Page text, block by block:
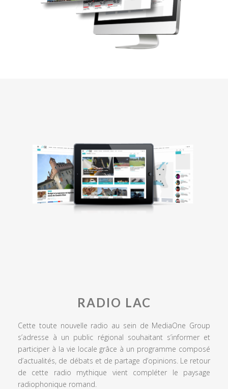
RADIO LAC
Cette toute nouvelle radio au sein de MediaOne Group
s’adresse à un public régional souhaitant s’informer et
participer à la vie locale grâce à un programme composé
d’actualités, de débats et de partage d’opinions. Le retour
de cette radio mythique vient compléter le paysage
radiophonique romand.